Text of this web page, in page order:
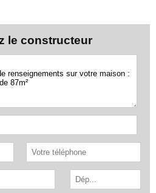
le constructeur